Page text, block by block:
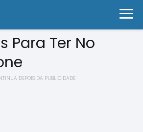
Para Ter No
DEPOIS DA PUBLICIDADE